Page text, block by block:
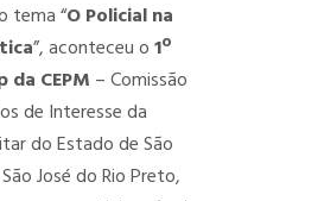
tema “O Policial na
”, aconteceu o1º
CEPM – Comissão
de Interesse da
do Estado de São
José do Rio Preto,